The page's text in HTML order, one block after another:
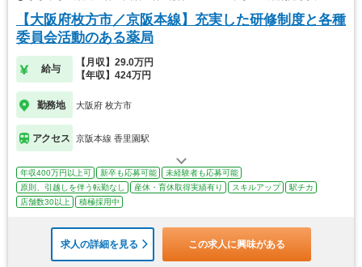
【大阪府枚方市／京阪本線】充実した研修制度と各種
委員会活動のある薬局
給与
【月収】29.0万円
【年収】424万円
勤務地 大阪府 枚方市
アクセス 京阪本線 香里園駅
年収400万円以上可 新卒も応募可能
未経験者も応募可能
原則、引越しを伴う転勤なし
産休・育休取得実績有り スキルアップ
駅チカ
店舗数30以上
積極採用中
求人の詳細を見る この求人に興味がある